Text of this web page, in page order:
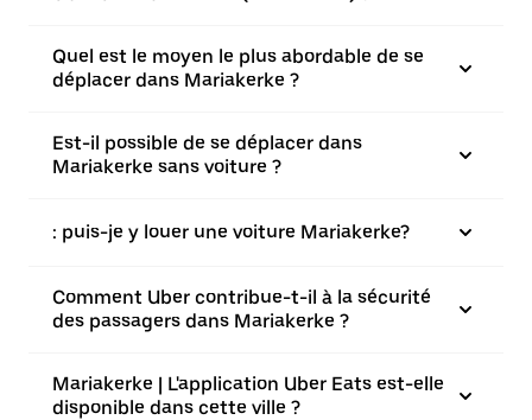
Quel est le moyen le plus abordable de se
déplacer dans Mariakerke ?
Est-il possible de se déplacer dans
Mariakerke sans voiture ?
: puis-je y louer une voiture Mariakerke?
Comment Uber contribue-t-il à la sécurité
des passagers dans Mariakerke ?
Mariakerke | L'application Uber Eats est-elle
disponible dans cette ville ?